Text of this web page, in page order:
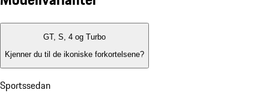
GT, S, 4 og Turbo
Kjenner du til de ikoniske forkortelsene?
Sportssedan